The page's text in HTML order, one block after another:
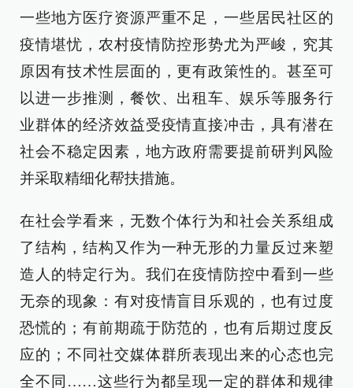
一些地方医疗资源严重不足，一些居民社区的
疫情堪忧，农村疫情防控形势尤为严峻，究其
原因有技术性层面的，更有政策性的。甚至可
以进一步推测，餐饮、出租车、娱乐等服务行
业群体的经济效益受疫情直接冲击，具有潜在
社会不稳定因素，地方政府需要提前研判风险
并采取精细化帮扶措施。
在社会学看来，无数个体行为和社会关系组成
了结构，结构又作为一种无形的力量反过来塑
造人的特定行为。我们在疫情防控中看到一些
无奈的现象：有对疫情盲目乐观的，也有过度
恐慌的；有前期疏于防范的，也有后期过度反
应的；不同社交媒体群所表现出来的心态也完
全不同……这些行为都呈现一定的群体和规律